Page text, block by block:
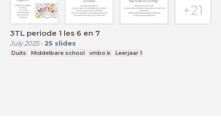
3TL periode 1 les 6 en 7
July 2025- 25 slides
Duits Middelbare school vmbo k Leerjaar 1